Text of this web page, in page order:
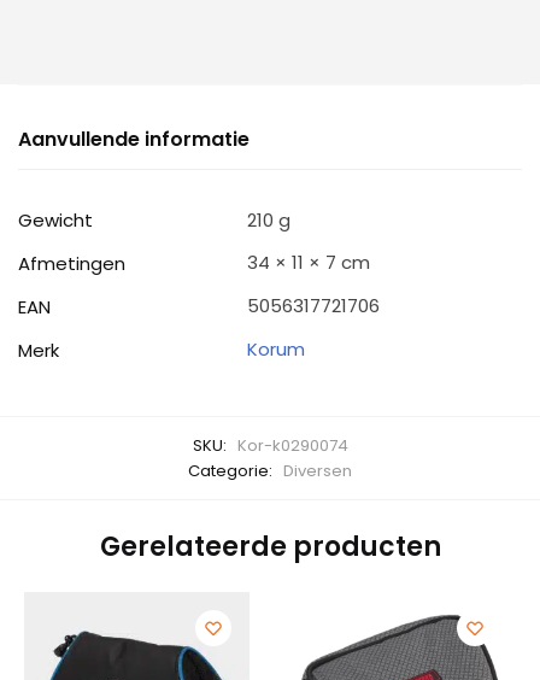
Aanvullende informatie
Gewicht
210 g
Afmetingen
34 × 11 × 7 cm
EAN
5056317721706
Merk
Korum
SKU: Kor-k0290074
Categorie: Diversen
Gerelateerde producten